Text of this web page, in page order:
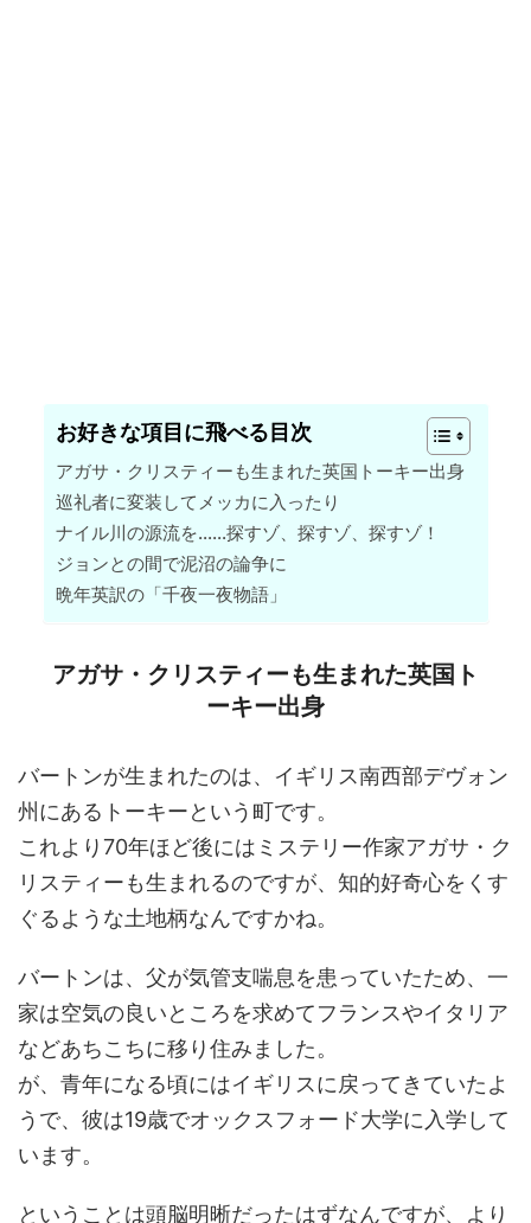
お好きな項目に飛べる目次
アガサ・クリスティーも生まれた英国トーキー出身
巡礼者に変装してメッカに入ったり
ナイル川の源流を……探すゾ、探すゾ、探すゾ！
ジョンとの間で泥沼の論争に
晩年英訳の「千夜一夜物語」
アガサ・クリスティーも生まれた英国ト
ーキー出身
バートンが生まれたのは、イギリス南西部デヴォン
州にあるトーキーという町です。
これより70年ほど後にはミステリー作家アガサ・ク
リスティーも生まれるのですが、知的好奇心をくす
ぐるような土地柄なんですかね。
バートンは、父が気管支喘息を患っていたため、一
家は空気の良いところを求めてフランスやイタリア
などあちこちに移り住みました。
が、青年になる頃にはイギリスに戻ってきていたよ
うで、彼は19歳でオックスフォード大学に入学して
います。
ということは頭脳明晰だったはずなんですが、より